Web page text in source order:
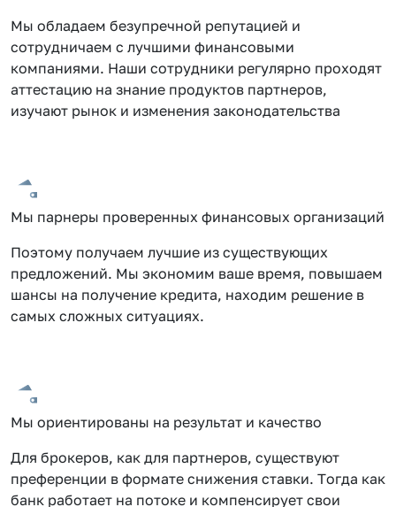
Мы обладаем безупречной репутацией и
сотрудничаем с лучшими финансовыми
компаниями. Наши сотрудники регулярно проходят
аттестацию на знание продуктов партнеров,
изучают рынок и изменения законодательства
Мы парнеры проверенных финансовых организаций
Поэтому получаем лучшие из существующих
предложений. Мы экономим ваше время, повышаем
шансы на получение кредита, находим решение в
самых сложных ситуациях.
Мы ориентированы на результат и качество
Для брокеров, как для партнеров, существуют
преференции в формате снижения ставки. Тогда как
банк работает на потоке и компенсирует свои